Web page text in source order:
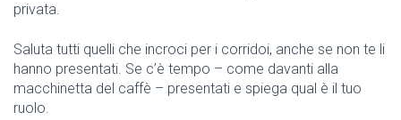
privata.
Saluta tutti quelli che incroci per i corridoi, anche se non te li
hanno presentati. Se c’è tempo – come davanti alla
macchinetta del caffè – presentati e spiega qual è il tuo
ruolo.